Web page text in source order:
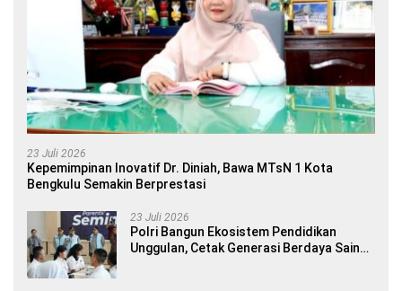
23 Juli 2026
Kepemimpinan Inovatif Dr. Diniah, Bawa MTsN 1 Kota
Bengkulu Semakin Berprestasi
23 Juli 2026
Polri Bangun Ekosistem Pendidikan
Unggulan, Cetak Generasi Berdaya Saing